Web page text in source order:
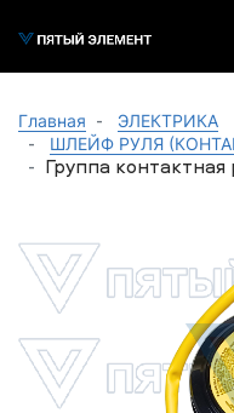
Главная
ЭЛЕКТРИКА
ШЛЕЙФ РУЛЯ
Группа